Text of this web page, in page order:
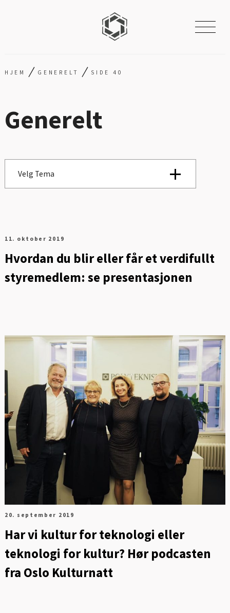
HJEM / GENERELT / SIDE 40
Generelt
Velg Tema
Energi og mobilitet
Helse og kultur
Klima og
sirkulærøkonomi
Sikkerhet og samfunn
11. oktober 2019
Hvordan du blir eller får et verdifullt
styremedlem: se presentasjonen
20. september 2019
Har vi kultur for teknologi eller
teknologi for kultur? Hør podcasten
fra Oslo Kulturnatt